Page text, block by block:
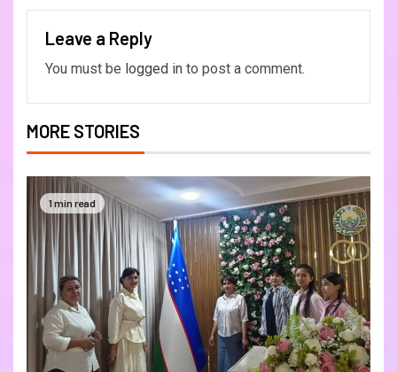
Leave a Reply
You must be logged in to post a comment.
MORE STORIES
1 min read